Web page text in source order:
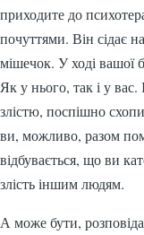
приходите до
почуттями. Він сідає
мішечок. У ході вашої
Як у нього, так і у
злістю, поспішно
ви, можливо, разом
відбувається, що ви
злість іншим людям.
А може бути,